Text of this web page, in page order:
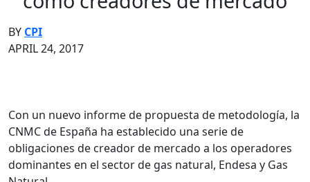
BY CPI
APRIL 24, 2017
Con un nuevo informe de propuesta de metodología, la
CNMC de España ha establecido una serie de
obligaciones de creador de mercado a los operadores
dominantes en el sector de gas natural, Endesa y Gas